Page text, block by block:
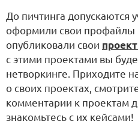
До пичтинга допускаются
оформили свои профайлы
опубликовали свои
с этими проектами вы
нетворкинге. Приходите
о своих проектах,
комментарии к проектам
знакомьтесь с их кейсами!